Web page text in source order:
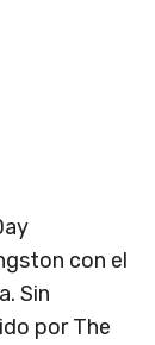
con el
Sin
por The